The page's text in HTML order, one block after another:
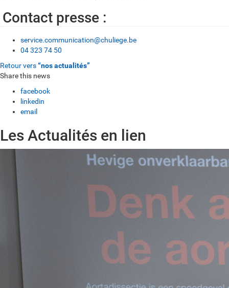
Contact presse :
service.communication@chuliege.be
04 323 74 50
Retour vers“nos actualités”
Share this news
facebook
linkedin
email
Les Actualités en lien